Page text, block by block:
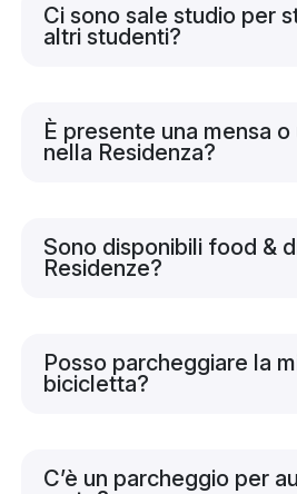
Ci sono sale studio per
altri studenti?
È presente una mensa o
nella Residenza?
Sono disponibili food &
Residenze?
Posso parcheggiare la
bicicletta?
C’è un parcheggio per